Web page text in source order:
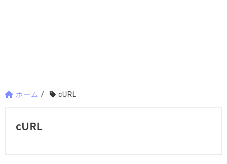
ホーム / cURL
cURL